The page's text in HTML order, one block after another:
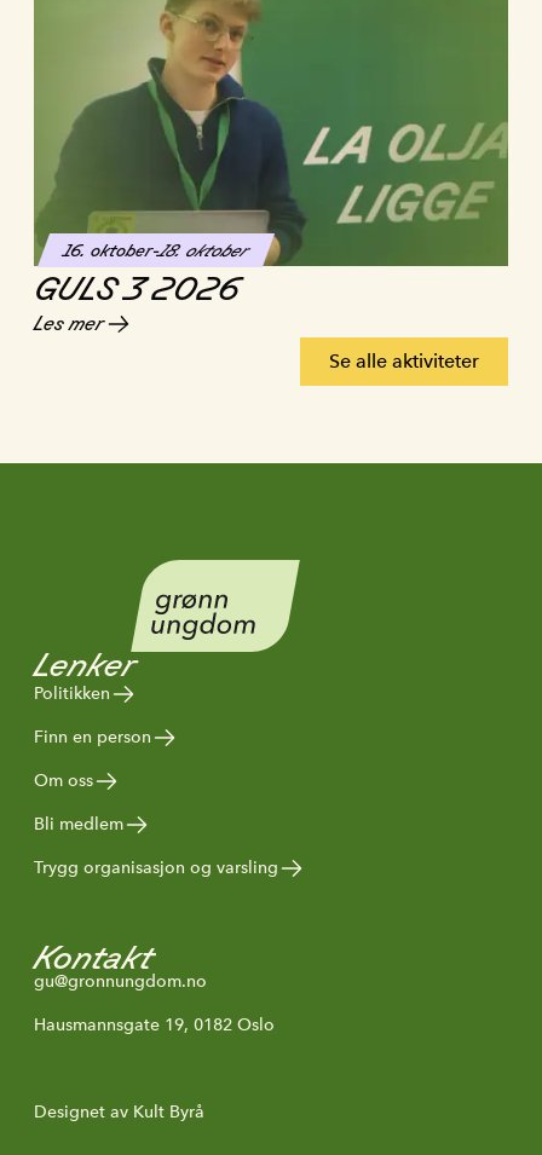
16. oktober-18. oktober
GULS 3 2026
Les mer
Se alle aktiviteter
Lenker
Politikken
Finn en person
Om oss
Bli medlem
Trygg organisasjon og varsling
Kontakt
gu@gronnungdom.no
Hausmannsgate 19, 0182 Oslo
Designet av Kult Byrå